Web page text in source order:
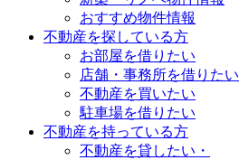
おすすめ物件情報
不動産を探している方
お部屋を借りたい
店舗・事務所を借りたい
不動産を買いたい
駐車場を借りたい
不動産を持っている方
不動産を貸したい・